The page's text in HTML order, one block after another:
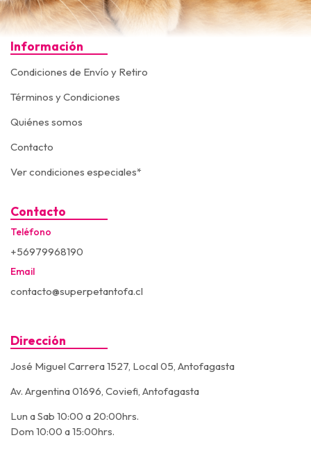
Información
Condiciones de Envío y Retiro
Términos y Condiciones
Quiénes somos
Contacto
Ver condiciones especiales*
Contacto
Teléfono
+56979968190
Email
contacto@superpetantofa.cl
Dirección
José Miguel Carrera 1527, Local 05, Antofagasta
Av. Argentina 01696, Coviefi, Antofagasta
Lun a Sab 10:00 a 20:00hrs.
Dom 10:00 a 15:00hrs.